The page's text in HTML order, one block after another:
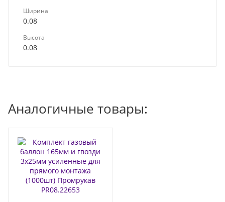
Ширина
0.08
Высота
0.08
Аналогичные товары: